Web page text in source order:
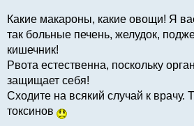
Какие макароны, какие овощи! Я
так больные печень, желудок,
кишечник!
Рвота естественна, поскольку
защищает себя!
Сходите на всякий случай к врачу.
токсинов